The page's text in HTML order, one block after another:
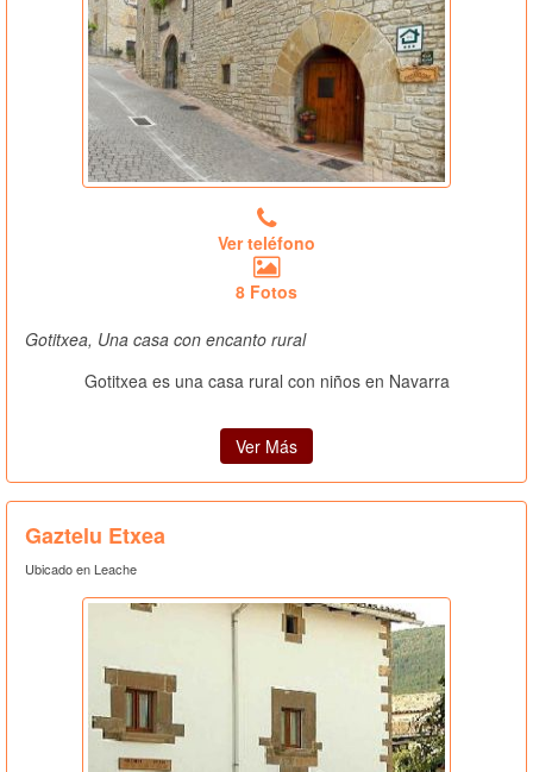
Ver teléfono
8 Fotos
Gotitxea, Una casa con encanto rural
Gotitxea es una casa rural con niños en Navarra
Ver Más
Gaztelu Etxea
Ubicado en Leache